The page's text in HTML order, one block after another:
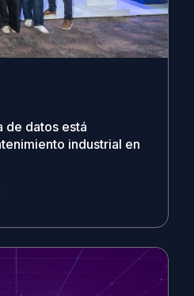
de datos está
industrial en